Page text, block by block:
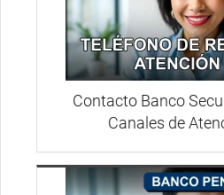
Contacto Banco
Canales de